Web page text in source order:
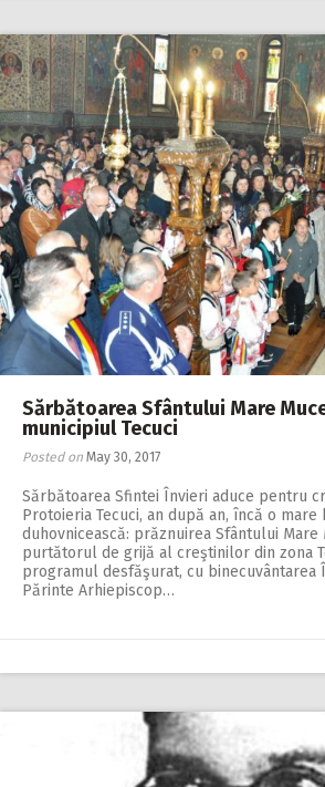
Sărbătoarea Sfântului Mare
municipiul Tecuci
Posted on May 30, 2017
Sărbătoarea Sfintei Învieri aduce pentru
Protoieria Tecuci, an după an, încă o mare
duhovnicească: prăznuirea Sfântului Mare
purtătorul de grijă al creştinilor din zona
programul des­fă­şurat, cu
Părinte Arhiepiscop…